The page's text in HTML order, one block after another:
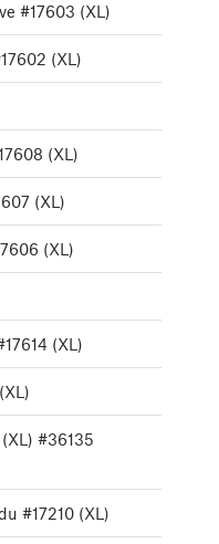
#17603 (XL)
(XL)
(XL)
(XL)
(XL)
(XL)
#36135
#17210 (XL)